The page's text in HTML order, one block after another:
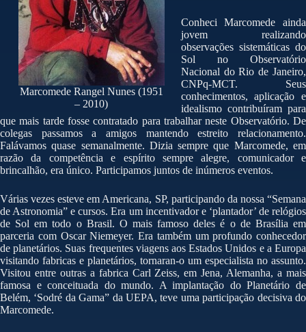
Marcomede Rangel Nunes (1951
– 2010)
Conheci Marcomede ainda
jovem realizando
observações sistemáticas do
Sol no Observatório
Nacional do Rio de Janeiro,
CNPq-MCT. Seus
conhecimentos, aplicação e
idealismo contribuíram para
que mais tarde fosse contratado para trabalhar neste Observatório. De
colegas passamos a amigos mantendo estreito relacionamento.
Falávamos quase semanalmente. Dizia sempre que Marcomede, em
razão da competência e espírito sempre alegre, comunicador e
brincalhão, era único. Participamos juntos de inúmeros eventos.
Várias vezes esteve em Americana, SP, participando da nossa “Semana
de Astronomia” e cursos. Era um incentivador e ‘plantador’ de relógios
de Sol em todo o Brasil. O mais famoso deles é o de Brasília em
parceria com Oscar Niemeyer. Era também um profundo conhecedor
de planetários. Suas frequentes viagens aos Estados Unidos e a Europa
visitando fabricas e planetários, tornaran-o um especialista no assunto.
Visitou entre outras a fabrica Carl Zeiss, em Jena, Alemanha, a mais
famosa e conceituada do mundo. A implantação do Planetário de
Belém, ‘Sodré da Gama” da UEPA, teve uma participação decisiva do
Marcomede.